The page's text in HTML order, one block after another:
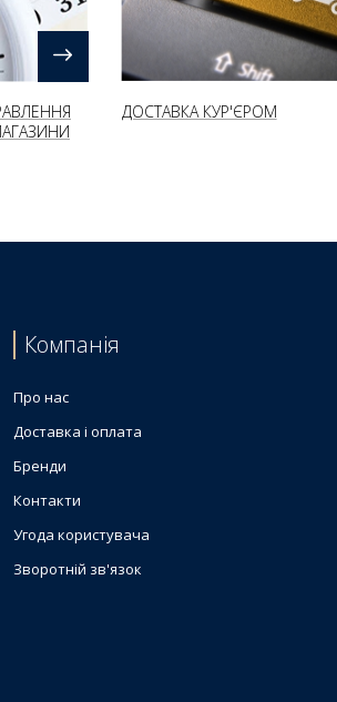
ДОСТАВКА КУР'ЄРОМ
Компанія
Про нас
Доставка і оплата
Бренди
Контакти
Угода користувача
Зворотній зв'язок